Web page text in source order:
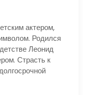
актером,
Родился
Леонид
Страсть к